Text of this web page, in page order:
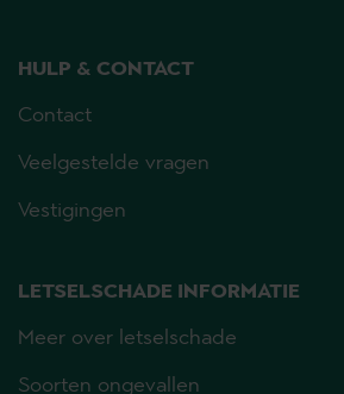
HULP & CONTACT
Contact
Veelgestelde vragen
Vestigingen
LETSELSCHADE INFORMATIE
Meer over letselschade
Soorten ongevallen